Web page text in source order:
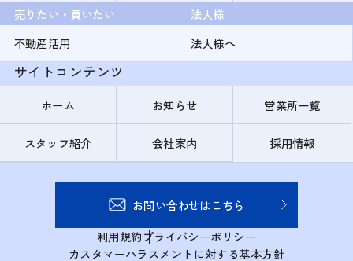
売りたい・買いたい
不動産活用
法人様
法人様へ
サイトコンテンツ
ホーム お知らせ 営業所一覧
スタッフ紹介 会社案内 採用情報
お問い合わせはこちら
利用規約プライバシーポリシー
カスタマーハラスメントに対する基本方針